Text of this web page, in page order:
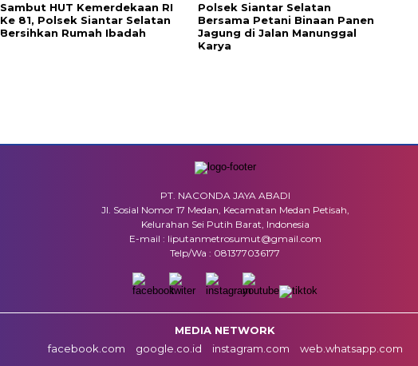
Sambut HUT Kemerdekaan RI
Ke 81, Polsek Siantar Selatan
Bersihkan Rumah Ibadah
Polsek Siantar Selatan
Bersama Petani Binaan Panen
Jagung di Jalan Manunggal
Karya
PT. NACONDA JAYA ABADI
Jl. Sosial Nomor 17 Medan, Kecamatan Medan Petisah,
Kelurahan Sei Putih Barat, Indonesia
E-mail : liputanmetrosumut@gmail.com
Telp/Wa : 081377036177
MEDIA NETWORK
facebook.com
google.co.id instagram.com web.whatsapp.com